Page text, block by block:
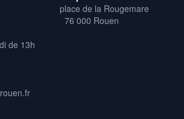
de 13h
place de la Rougemare
76 000 Rouen